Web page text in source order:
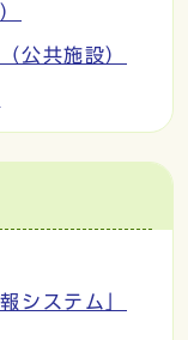
公共施設）
システム」